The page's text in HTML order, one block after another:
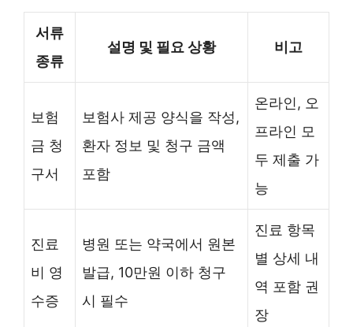
서류
종류
설명 및 필요 상황 비고
보험
금 청
구서
보험사 제공 양식을 작성,
환자 정보 및 청구 금액
포함
온라인, 오
프라인 모
두 제출 가
능
진료
비 영
수증
병원 또는 약국에서 원본
발급, 10만원 이하 청구
시 필수
진료 항목
별 상세 내
역 포함 권
장